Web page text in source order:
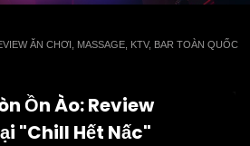
ĂN CHƠI, MASSAGE, KTV, BAR TOÀN QUỐC
Ồn Ào: Review
"Chill Hết Nấc"